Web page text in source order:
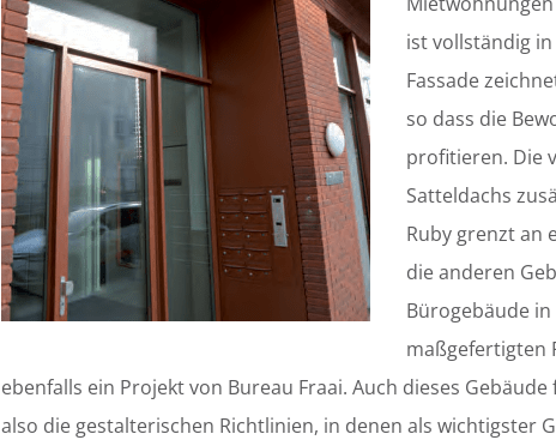
ist vollständig
Fassade
so dass die
profitieren. Die
Satteldachs
Ruby grenzt an
die anderen
Bürogebäude in
maßgefertigten
ebenfalls ein Projekt von Bureau Fraai. Auch dieses
also die gestalterischen Richtlinien, in denen als wichtigster